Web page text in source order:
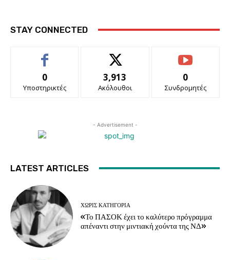
STAY CONNECTED
0
Υποστηρικτές
3,913
Ακόλουθοι
0
Συνδρομητές
- Advertisement -
LATEST ARTICLES
ΧΩΡΊΣ ΚΑΤΗΓΟΡΊΑ
«Το ΠΑΣΟΚ έχει το καλύτερο πρόγραμμα
απέναντι στην μιντιακή χούντα της ΝΔ»